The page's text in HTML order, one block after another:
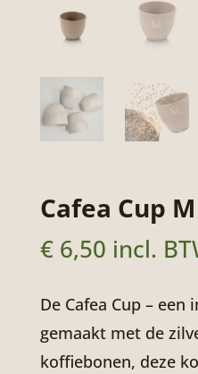
Cafea Cup M
€6,50 incl.
De Cafea Cup –
gemaakt met de
koffiebonen, deze